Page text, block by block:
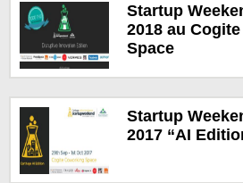
Startup
2018 au
Space
Startup
2017 “AI